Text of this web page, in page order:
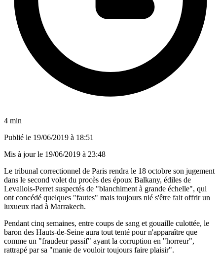
4 min
Publié le 19/06/2019 à 18:51
Mis à jour le 19/06/2019 à 23:48
Le tribunal correctionnel de Paris rendra le 18 octobre son jugement
dans le second volet du procès des époux Balkany, édiles de
Levallois-Perret suspectés de "blanchiment à grande échelle", qui
ont concédé quelques "fautes" mais toujours nié s'être fait offrir un
luxueux riad à Marrakech.
Pendant cinq semaines, entre coups de sang et gouaille culottée, le
baron des Hauts-de-Seine aura tout tenté pour n'apparaître que
comme un "fraudeur passif" ayant la corruption en "horreur",
rattrapé par sa "manie de vouloir toujours faire plaisir".